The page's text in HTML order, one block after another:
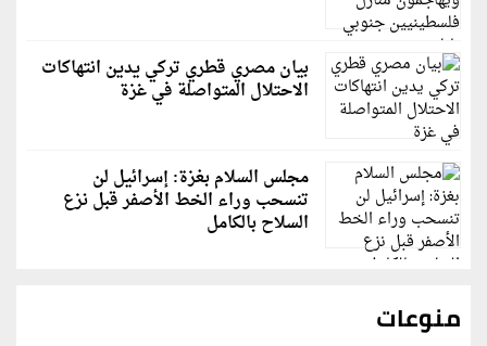
بيان مصري قطري تركي يدين انتهاكات
الاحتلال المتواصلة في غزة
مجلس السلام بغزة: إسرائيل لن
تنسحب وراء الخط الأصفر قبل نزع
السلاح بالكامل
منوعات